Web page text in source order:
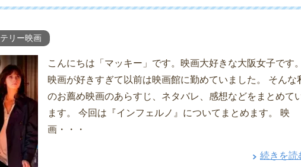
リー映画
こんにちは「マッキー」です。映画大好きな大阪女子です。
映画が好きすぎて以前は映画館に勤めていました。 そんな
のお薦め映画のあらすじ、ネタバレ、感想などをまとめて
ます。 今回は『インフェルノ』についてまとめます。 映
画・・・
続きを読